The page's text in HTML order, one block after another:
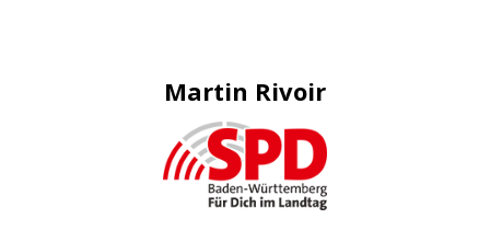
Martin Rivoir